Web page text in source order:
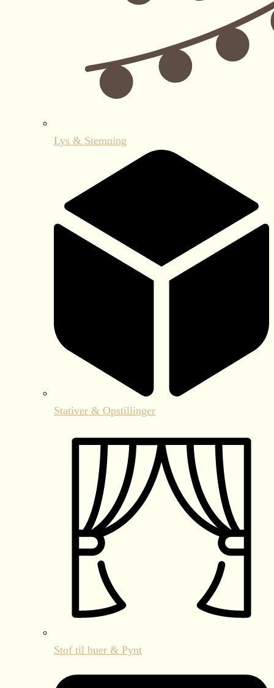
Lys & Stemning
Stativer & Opstillinger
Stof til buer & Pynt